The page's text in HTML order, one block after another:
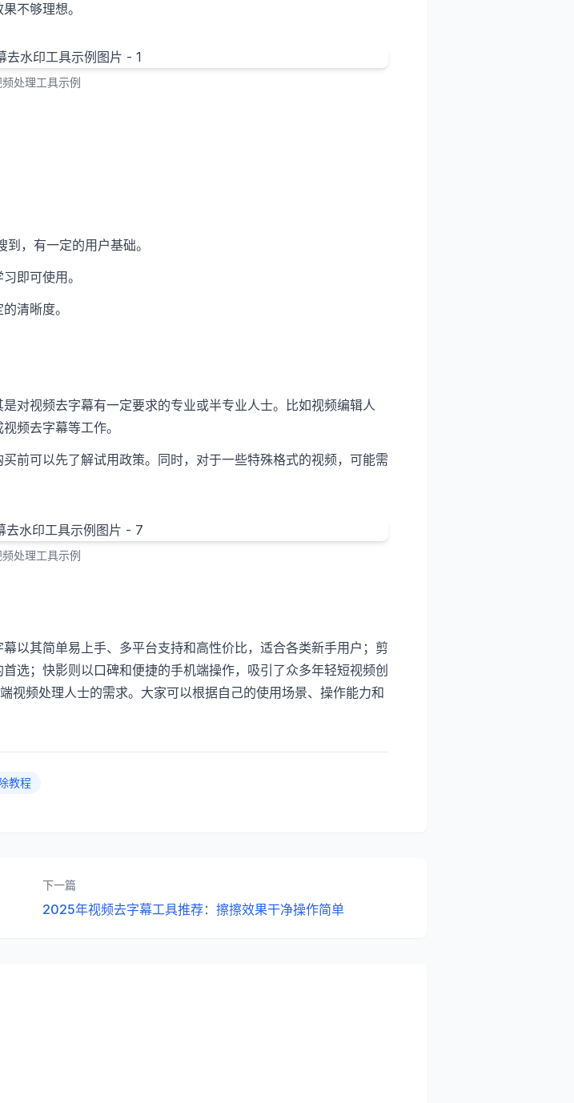
不够理想。
频处理工具示例
，有一定的用户基础。
即可使用。
清晰度。
对视频去字幕有一定要求的专业或半专业人士。比如视频编辑人
频去字幕等工作。
前可以先了解试用政策。同时，对于一些特殊格式的视频，可能需
频处理工具示例
以其简单易上手、多平台支持和高性价比，适合各类新手用户；剪
选；快影则以口碑和便捷的手机端操作，吸引了众多年轻短视频创
视频处理人士的需求。大家可以根据自己的使用场景、操作能力和
教程
下一篇
2025年视频去字幕工具推荐：擦擦效果干净操作简单